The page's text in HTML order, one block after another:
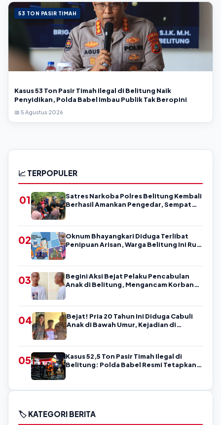
53 TON PASIR TIMAH
Kasus 53 Ton Pasir Timah Ilegal di Belitung Naik
Penyidikan, Polda Babel Imbau Publik Tak Beropini
📅 5 Agustus 2026
📈 TERPOPULER
01
Satres Narkoba Polres Belitung Kembali
Berhasil Amankan Pengedar, Sempat
02
Oknum Bhayangkari Diduga Terlibat
Penipuan Arisan, Warga Belitung Ini Rugi
03
Begini Aksi Bejat Pelaku Pencabulan
Anak di Belitung, Mengancam Korban
04
Bejat! Pria 20 Tahun Ini Diduga Cabuli
Anak di Bawah Umur, Kejadian di
05
Kasus 52,5 Ton Pasir Timah Ilegal di
Belitung: Polda Babel Resmi Tetapkan 4
🏷️ KATEGORI BERITA